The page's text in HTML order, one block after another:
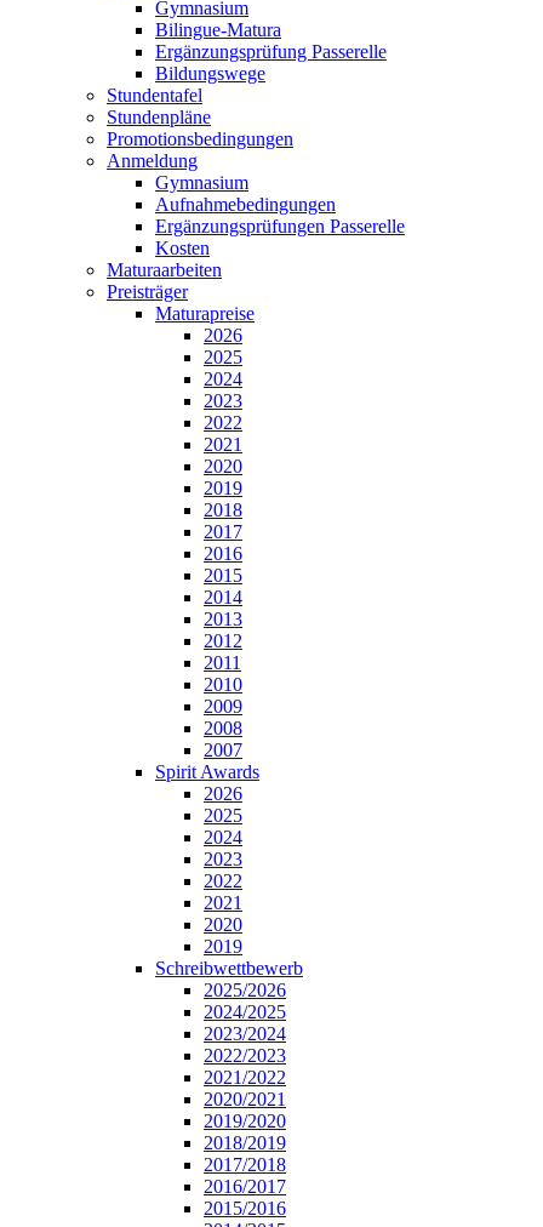
Gymnasium
Bilingue-Matura
Ergänzungsprüfung Passerelle
Bildungswege
Stundentafel
Stundenpläne
Promotionsbedingungen
Anmeldung
Gymnasium
Aufnahmebedingungen
Ergänzungsprüfungen Passerelle
Kosten
Maturaarbeiten
Preisträger
Maturapreise
2026
2025
2024
2023
2022
2021
2020
2019
2018
2017
2016
2015
2014
2013
2012
2011
2010
2009
2008
2007
Spirit Awards
2026
2025
2024
2023
2022
2021
2020
2019
Schreibwettbewerb
2025/2026
2024/2025
2023/2024
2022/2023
2021/2022
2020/2021
2019/2020
2018/2019
2017/2018
2016/2017
2015/2016